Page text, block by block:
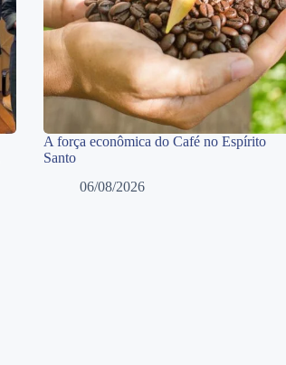
A força econômica do Café no Espírito
Santo
06/08/2026